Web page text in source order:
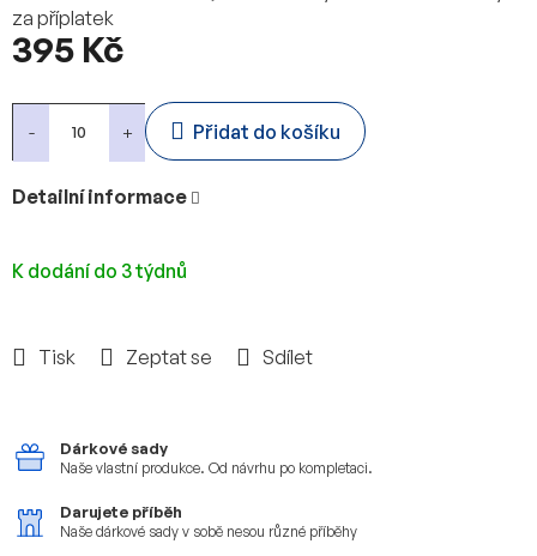
395 Kč
K dodání do 3 týdnů
Přidat do košíku
za příplatek
Detailní informace
Tisk Zeptat se Sdílet
Dárkové sady
Naše vlastní produkce. Od návrhu po kompletaci.
Darujete příběh
Naše dárkové sady v sobě nesou různé příběhy